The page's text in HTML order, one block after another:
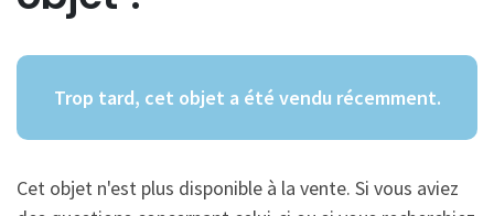
Trop tard, cet objet a été vendu récemment.
Cet objet n'est plus disponible à la vente. Si vous aviez